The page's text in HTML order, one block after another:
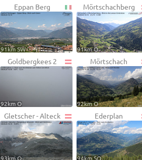
Eppan Berg
91km SW
Mörtschachberg
91km O
Goldbergkees 2
92km O
Mörtschach
92km O
Gletscher - Alteck
93km O
Ederplan
94km SO